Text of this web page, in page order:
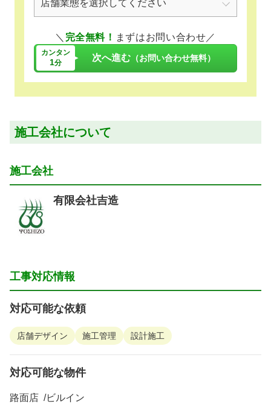
＼ 完全無料！ まずはお問い合わせ／
カンタン
1分 次へ進む （お問い合わせ無料）
施工会社について
施工会社
有限会社吉造
工事対応情報
対応可能な依頼
店舗デザイン 施工管理 設計施工
対応可能な物件
路面店 ビルイン